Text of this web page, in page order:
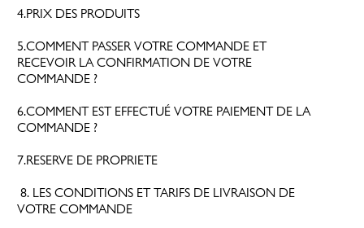
Parfums Mixtes
Familles olfactives
Vibes
Services
Personnaliser son flacon
Sélectionner son format Découverte
Retrouver l'expérience CARON
KIT DÉCOUVERTE 5X2ML
POUDRES
ACTUALITÉS
4.PRIX DES PRODUITS
5.COMMENT PASSER VOTRE COMMANDE ET
RECEVOIR LA CONFIRMATION DE VOTRE
COMMANDE ?
6.COMMENT EST EFFECTUÉ VOTRE PAIEMENT DE LA
COMMANDE ?
7.RESERVE DE PROPRIETE
8. LES CONDITIONS ET TARIFS DE LIVRAISON DE
VOTRE COMMANDE